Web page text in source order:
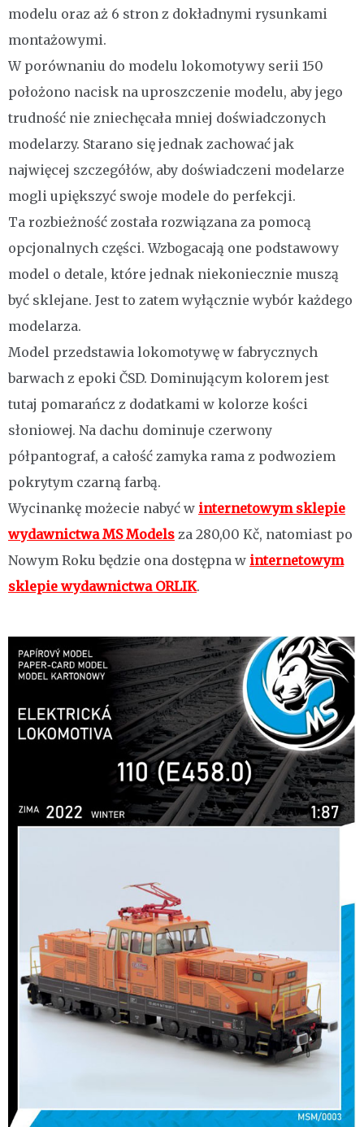
modelu oraz aż 6 stron z dokładnymi rysunkami
montażowymi.
W porównaniu do modelu lokomotywy serii 150
położono nacisk na uproszczenie modelu, aby jego
trudność nie zniechęcała mniej doświadczonych
modelarzy. Starano się jednak zachować jak
najwięcej szczegółów, aby doświadczeni modelarze
mogli upiększyć swoje modele do perfekcji.
Ta rozbieżność została rozwiązana za pomocą
opcjonalnych części. Wzbogacają one podstawowy
model o detale, które jednak niekoniecznie muszą
być sklejane. Jest to zatem wyłącznie wybór każdego
modelarza.
Model przedstawia lokomotywę w fabrycznych
barwach z epoki ČSD. Dominującym kolorem jest
tutaj pomarańcz z dodatkami w kolorze kości
słoniowej. Na dachu dominuje czerwony
półpantograf, a całość zamyka rama z podwoziem
pokrytym czarną farbą.
Wycinankę możecie nabyć w internetowym sklepie
wydawnictwa MS Models za 280,00 Kč, natomiast po
Nowym Roku będzie ona dostępna w internetowym
sklepie wydawnictwa ORLIK.